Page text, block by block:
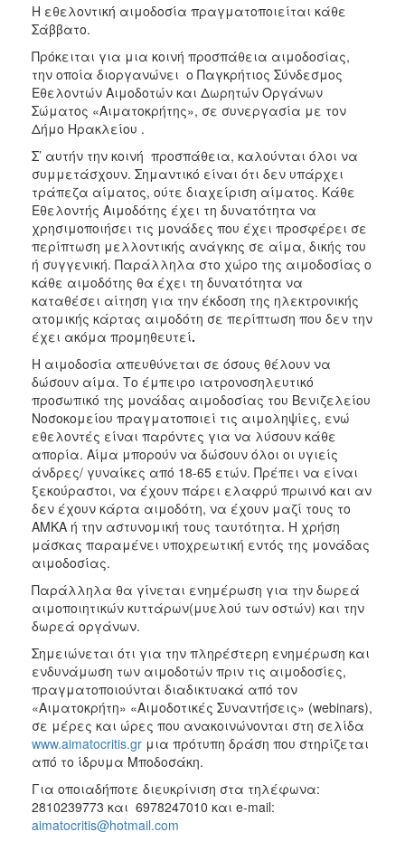
Η εθελοντική αιμοδοσία πραγματοποιείται κάθε
Σάββατο.
Πρόκειται για μια κοινή προσπάθεια αιμοδοσίας,
την οποία διοργανώνει ο Παγκρήτιος Σύνδεσμος
Εθελοντών Αιμοδοτών και Δωρητών Οργάνων
Σώματος «Αιματοκρήτης», σε συνεργασία με τον
Δήμο Ηρακλείου .
Σ’ αυτήν την κοινή προσπάθεια, καλούνται όλοι να
συμμετάσχουν. Σημαντικό είναι ότι δεν υπάρχει
τράπεζα αίματος, ούτε διαχείριση αίματος. Κάθε
Εθελοντής Αιμοδότης έχει τη δυνατότητα να
χρησιμοποιήσει τις μονάδες που έχει προσφέρει σε
περίπτωση μελλοντικής ανάγκης σε αίμα, δικής του
ή συγγενική. Παράλληλα στο χώρο της αιμοδοσίας ο
κάθε αιμοδότης θα έχει τη δυνατότητα να
καταθέσει αίτηση για την έκδοση της ηλεκτρονικής
ατομικής κάρτας αιμοδότη σε περίπτωση που δεν την
έχει ακόμα προμηθευτεί.
Η αιμοδοσία απευθύνεται σε όσους θέλουν να
δώσουν αίμα. Το έμπειρο ιατρονοσηλευτικό
προσωπικό της μονάδας αιμοδοσίας του Βενιζελείου
Νοσοκομείου πραγματοποιεί τις αιμοληψίες, ενώ
εθελοντές είναι παρόντες για να λύσουν κάθε
απορία. Αίμα μπορούν να δώσουν όλοι οι υγιείς
άνδρες/ γυναίκες από 18-65 ετών. Πρέπει να είναι
ξεκούραστοι, να έχουν πάρει ελαφρύ πρωινό και αν
δεν έχουν κάρτα αιμοδότη, να έχουν μαζί τους το
ΑΜΚΑ ή την αστυνομική τους ταυτότητα. Η χρήση
μάσκας παραμένει υποχρεωτική εντός της μονάδας
αιμοδοσίας.
Παράλληλα θα γίνεται ενημέρωση για την δωρεά
αιμοποιητικών κυττάρων(μυελού των οστών) και την
δωρεά οργάνων.
Σημειώνεται ότι για την πληρέστερη ενημέρωση και
ενδυνάμωση των αιμοδοτών πριν τις αιμοδοσίες,
πραγματοποιούνται διαδικτυακά από τον
«Αιματοκρήτη» «Αιμοδοτικές Συναντήσεις» (webinars),
σε μέρες και ώρες που ανακοινώνονται στη σελίδα
www.aimatocritis.gr μια πρότυπη δράση που στηρίζεται
από το ίδρυμα Μποδοσάκη.
Για οποιαδήποτε διευκρίνιση στα τηλέφωνα:
2810239773 και 6978247010 και e-mail:
aimatocritis@hotmail.com